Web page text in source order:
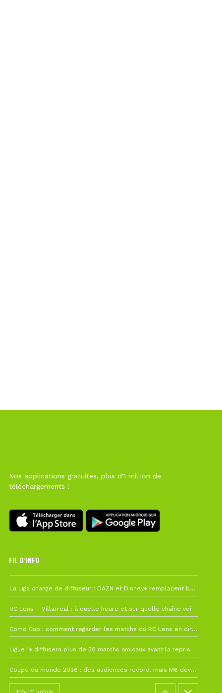
Nos applications gratuites, plus d'1 million de
téléchargements !
FIL D’INFO
La Liga change de diffuseur : DAZN et Disney+ remplacent beIN Sports !
RC Lens – Villarreal : à quelle heure et sur quelle chaîne voir la finale de la Como Cup ?
Como Cup : comment regarder les matchs du RC Lens en direct ?
Ligue 1+ diffusera plus de 30 matchs amicaux avant la reprise de la Ligue 1
Coupe du monde 2026 : des audiences record, mais M6 devrait perdre très gros !